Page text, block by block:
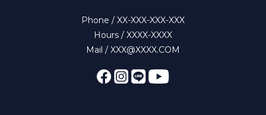
Phone / XX-XXX-XXX-XXX
Hours / XXXX-XXXX
Mail / XXX@XXXX.COM